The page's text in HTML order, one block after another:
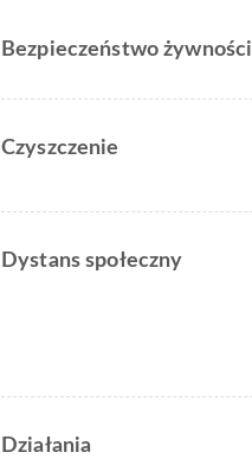
Bezpieczeństwo żywności
Czyszczenie
Dystans społeczny
Działania